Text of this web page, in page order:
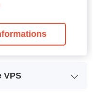
VPS